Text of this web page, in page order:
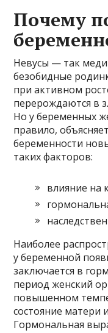
Почему
Невусы — так
безобидные
при активном
перерождаются в
Но у беременных
правило,
беременности
таких факторов:
влияние на
Наиболее
у беременной
заключается в
период женский
повышенном
состояние матери
Гормональная